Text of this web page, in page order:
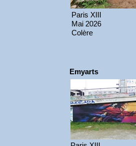
Paris XIII
Mai 2026
Colère
Emyarts